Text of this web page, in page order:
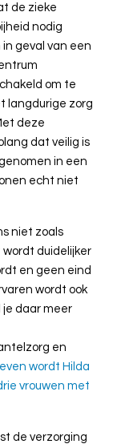
de zieke
nodig
geval van een
om te
langdurige zorg
deze
dat veilig is
in een
echt niet
niet zoals
duidelijker
en geen eind
wordt ook
je daar meer
en
wordt Hilda
vrouwen met
de verzorging